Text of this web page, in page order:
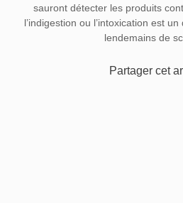
sauront détecter les produits
l’indigestion ou l’intoxication est
lendemains de
Partager cet